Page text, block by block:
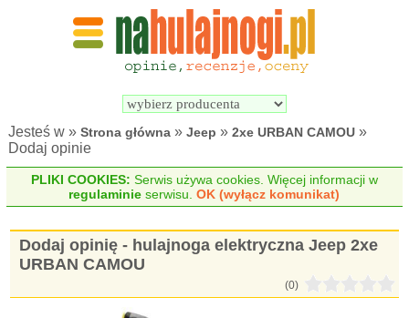
Wyszukiwarka
elektrycznych
Jesteś w »Strona główna »Jeep »2xe URBAN CAMOU »
Dodaj opinie
PLIKI COOKIES: Serwis używa cookies. Więcej informacji w
regulaminie serwisu.OK (wyłącz komunikat)
Dodaj opinię - hulajnoga elektryczna Jeep 2xe
URBAN CAMOU
(0)